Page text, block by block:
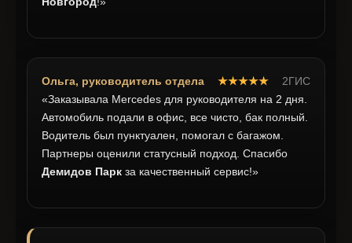
Ольга, руководитель отдела ★★★★★
2ГИС
«Заказывала Mercedes для руководителя на 2 дня.
Автомобиль подали в офис, все чисто, бак полный.
Водитель был пунктуален, помогал с багажом.
Партнеры оценили статусный подход. Спасибо
Демидов Парк за качественный сервис!»